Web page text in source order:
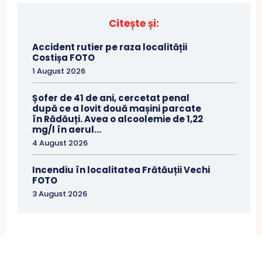
Citește și:
Accident rutier pe raza localității
Costișa FOTO
1 August 2026
Șofer de 41 de ani, cercetat penal
după ce a lovit două mașini parcate
în Rădăuți. Avea o alcoolemie de 1,22
mg/l în aerul...
4 August 2026
Incendiu în localitatea Frătăuții Vechi
FOTO
3 August 2026